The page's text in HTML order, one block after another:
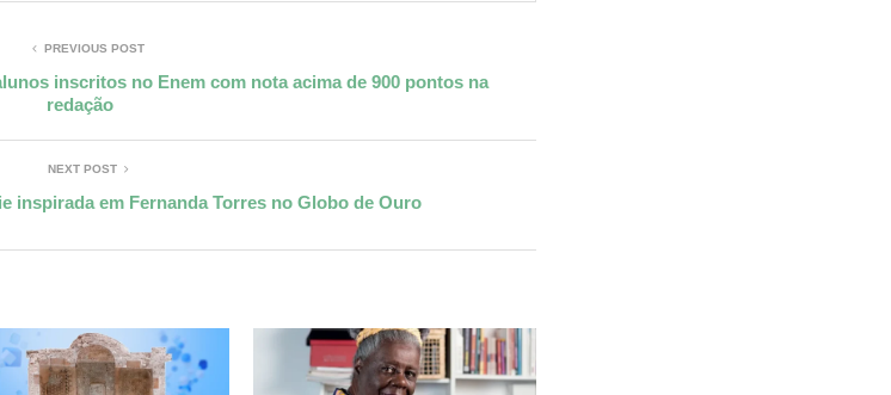
PREVIOUS POST
inscritos no Enem com nota acima de 900 pontos na
redação
NEXT POST
inspirada em Fernanda Torres no Globo de Ouro